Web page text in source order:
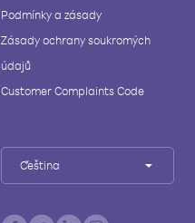
Podmínky a zásady
Zásady ochrany soukromých
údajů
Customer Complaints Code
Čeština